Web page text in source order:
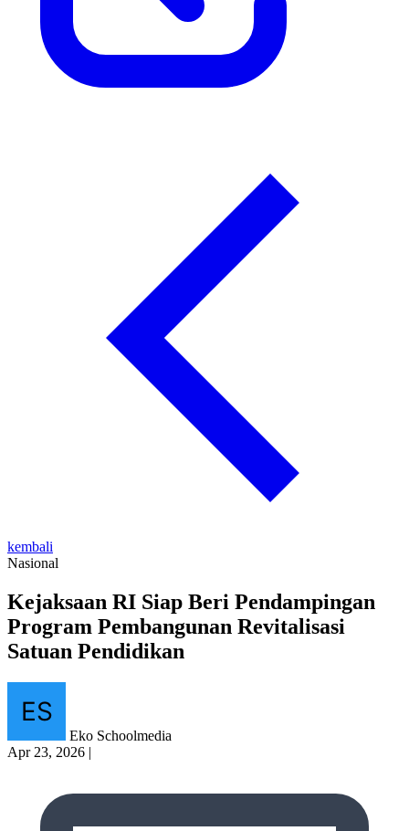
kembali
Nasional
Kejaksaan RI Siap Beri Pendampingan
Program Pembangunan Revitalisasi
Satuan Pendidikan
Eko Schoolmedia
Apr 23, 2026 |